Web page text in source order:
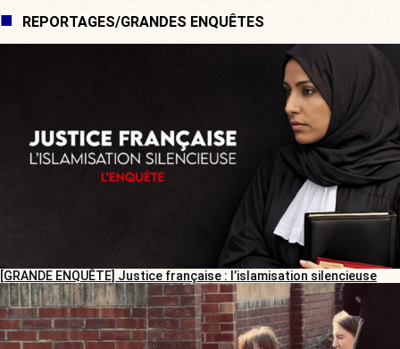
REPORTAGES/GRANDES ENQUÊTES
[GRANDE ENQUÊTE] Justice française : l’islamisation silencieuse